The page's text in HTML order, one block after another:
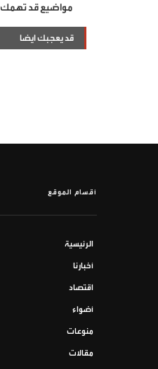
مواضيع قد تهمك
قد يعجبك ايضا
أقسام الموقع
الرئيسية
أخبارنا
اقتصاد
أضواء
منوعات
مقالات